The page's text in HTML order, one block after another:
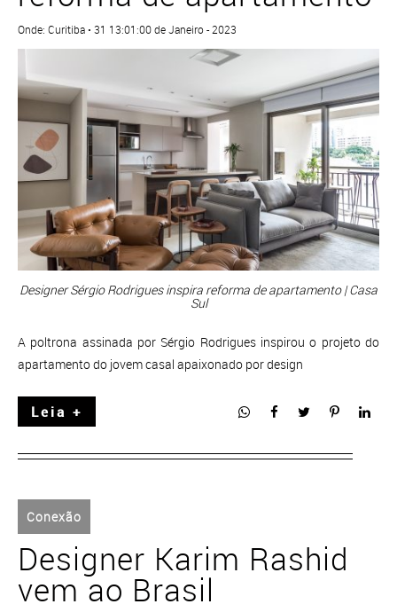
Onde: Curitiba • 31 13:01:00 de Janeiro - 2023
Designer Sérgio Rodrigues inspira reforma de apartamento | Casa
Sul
A poltrona assinada por Sérgio Rodrigues inspirou o projeto do
apartamento do jovem casal apaixonado por design
Leia +
Conexão
Designer Karim Rashid
vem ao Brasil